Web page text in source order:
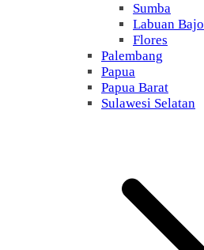
Sumba
Labuan Bajo
Flores
Palembang
Papua
Papua Barat
Sulawesi Selatan